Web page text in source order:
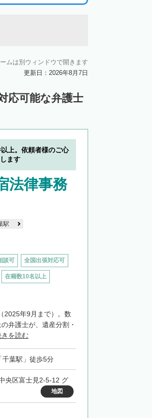
ムは別ウィンドウで開きます
更新日：2026年8月7日
応可能な弁護士
上。依頼者様のご心
ます
法律事務
駅
談可 全国出張対応可
在籍数10名以上
2025年9月まで）。数
弁護士が、遺産分割・
きを読む
千葉駅」徒歩5分
央区富士見2-5-12 グ
地図